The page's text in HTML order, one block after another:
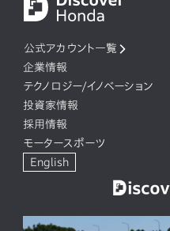
公式アカウント一覧
企業情報
テクノロジー/イノベーション
投資家情報
採用情報
モータースポーツ
English